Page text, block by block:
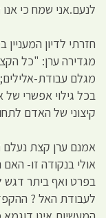
לנעם.אני שמח כי
חזרתי לדיון
מגדירה ערן: "כל
מגלם עבודת-
בכל גילוי אפשרי של
קיצוני של האדם
אמנם ערן קצת נעלם
אולי בנקודה זו-
בפרט ואף ביתר דגש
לעבודת האל ?